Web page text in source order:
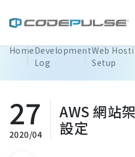
ChooWe AI仿生客服
Services & Pricing
HomeDevelopment
Log
Web
Setup
27
2020/04
AWS 網站
設定